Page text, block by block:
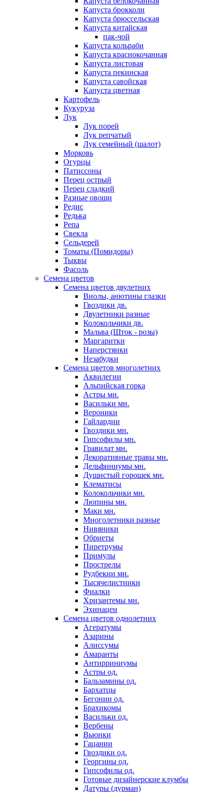
Капуста брокколи
Капуста брюссельская
Капуста китайская
пак-чой
Капуста кольраби
Капуста краснокочанная
Капуста листовая
Капуста пекинская
Капуста савойская
Капуста цветная
Картофель
Кукуруза
Лук
Лук порей
Лук репчатый
Лук семейный (шалот)
Морковь
Огурцы
Патиссоны
Перец острый
Перец сладкий
Разные овощи
Редис
Редька
Репа
Свекла
Сельдерей
Томаты (Помидоры)
Тыквы
Фасоль
Семена цветов
Семена цветов двулетних
Виолы, анютины глазки
Гвоздики дв.
Двулетники разные
Колокольчики дв.
Мальва (Шток - розы)
Маргаритки
Наперстянки
Незабудки
Семена цветов многолетних
Аквилегии
Альпийская горка
Астры мн.
Васильки мн.
Вероники
Гайлардии
Гвоздики мн.
Гипсофилы мн.
Гравилат мн.
Декоративные травы мн.
Дельфиниумы мн.
Душистый горошек мн.
Клематисы
Колокольчики мн.
Люпины мн.
Маки мн.
Многолетники разные
Нивяники
Обриеты
Пиретрумы
Примулы
Прострелы
Рудбекии мн.
Тысячелистники
Фиалки
Хризантемы мн.
Эхинацеи
Семена цветов однолетних
Агератумы
Азарины
Алиссумы
Амаранты
Антирриниумы
Астры од.
Бальзамины од.
Бархатцы
Бегонии од.
Брахикомы
Васильки од.
Вербены
Вьюнки
Гацании
Гвоздики од.
Георгины од.
Гипсофилы од.
Готовые дизайнерские клумбы
Датуры (дурман)